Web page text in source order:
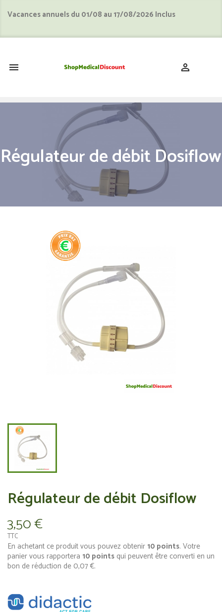
Vacances annuels du 01/08 au 17/08/2026 Inclus
 
Régulateur de débit Dosiflow
Régulateur de débit Dosiflow
3,50 €
TTC
En achetant ce produit vous pouvez obtenir10 points. Votre
panier vous rapportera 10 points qui peuvent être converti en un
bon de réduction de 0,07 €.